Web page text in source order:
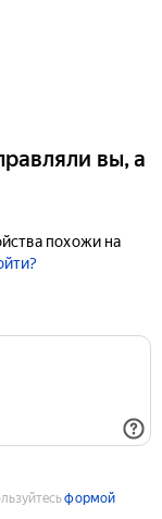
вы, а
похожи на
формой